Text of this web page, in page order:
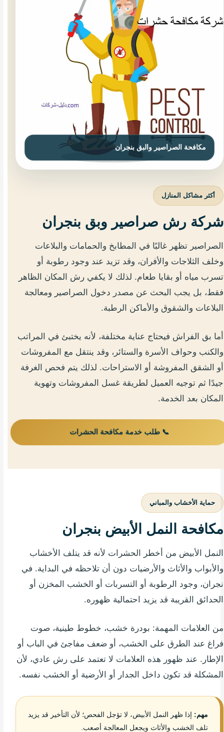
أكثر مشاكل المنازل
شركة رش صراصير وبق بنجران
الصراصير تظهر غالبًا في المطابخ والحمامات والبلاعات
وخلف الثلاجات والأفران، وقد تزيد عند وجود رطوبة أو
تسرب مياه أو بقايا طعام. لذلك لا يكفي رش المكان الظاهر
فقط، بل يجب البحث عن مصدر دخول الصراصير ومعالجة
البلاعات والشقوق والأماكن الرطبة.
أما بق الفراش فيحتاج عناية مختلفة، لأنه يختبئ في المراتب
والكنب وحواف الأسرة والستائر، وقد ينتقل مع المفروشات
أو الشقق المفروشة أو الاستراحات. لذلك يتم فحص الغرفة
جيدًا ثم توجيه العميل لطريقة غسل المفروشات وتهوية
المكان بعد الخدمة.
📞 طلب خدمة مكافحة الحشرات
حماية الأخشاب والمباني
مكافحة النمل الأبيض بنجران
النمل الأبيض من أخطر الحشرات لأنه قد يتلف الأخشاب
والأبواب والأثاث والأرضيات دون أن تلاحظه في البداية. في
نجران، وجود الرطوبة أو التسربات أو الخشب المخزن أو
الحدائق القريبة قد يزيد احتمالية ظهوره.
من العلامات المهمة: بودرة خشب، خطوط طينية، صوت
فراغ عند الطرق على الخشب، أو ضعف مفاجئ في الباب أو
الإطار. عند ظهور هذه العلامات لا تعتمد على رش عادي، لأن
المشكلة قد تكون داخل الجدار أو الأرضية أو الخشب نفسه.
مهم: إذا ظهر النمل الأبيض، لا تؤجل الفحص؛ لأن التأخير قد يزيد
تلف الخشب والأثاث ويجعل المعالجة أصعب.